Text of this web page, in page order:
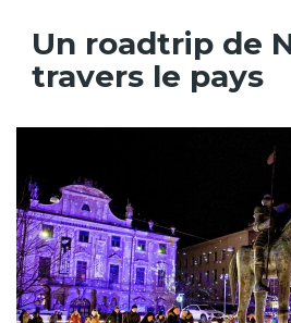
Un roadtrip de
travers le pays